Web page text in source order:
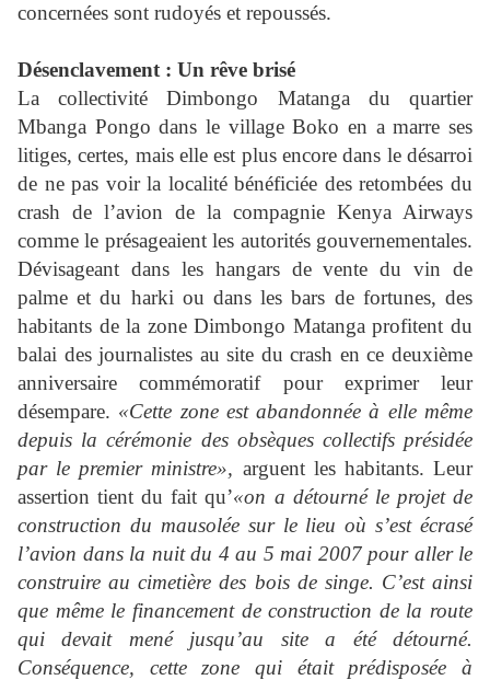
concernées sont rudoyés et repoussés.
Désenclavement : Un rêve brisé
La collectivité Dimbongo Matanga du quartier
Mbanga Pongo dans le village Boko en a marre ses
litiges, certes, mais elle est plus encore dans le désarroi
de ne pas voir la localité bénéficiée des retombées du
crash de l’avion de la compagnie Kenya Airways
comme le présageaient les autorités gouvernementales.
Dévisageant dans les hangars de vente du vin de
palme et du harki ou dans les bars de fortunes, des
habitants de la zone Dimbongo Matanga profitent du
balai des journalistes au site du crash en ce deuxième
anniversaire commémoratif pour exprimer leur
désempare. «Cette zone est abandonnée à elle même
depuis la cérémonie des obsèques collectifs présidée
par le premier ministre», arguent les habitants. Leur
assertion tient du fait qu’«on a détourné le projet de
construction du mausolée sur le lieu où s’est écrasé
l’avion dans la nuit du 4 au 5 mai 2007 pour aller le
construire au cimetière des bois de singe. C’est ainsi
que même le financement de construction de la route
qui devait mené jusqu’au site a été détourné.
Conséquence, cette zone qui était prédisposée à